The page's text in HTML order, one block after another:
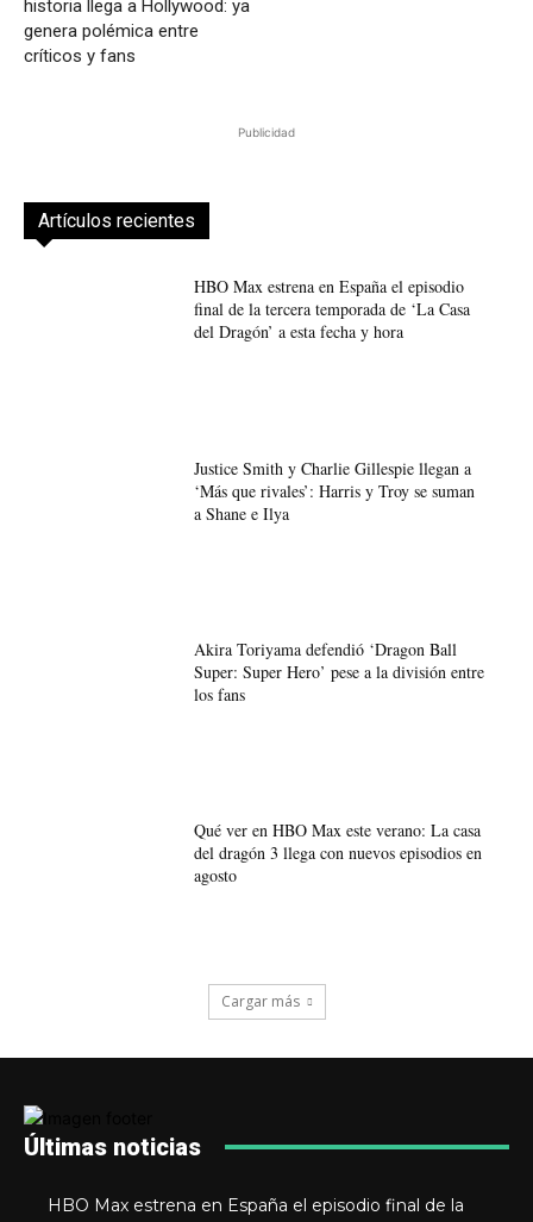
historia llega a Hollywood: ya
genera polémica entre
críticos y fans
Publicidad
Artículos recientes
HBO Max estrena en España el episodio
final de la tercera temporada de ‘La Casa
del Dragón’ a esta fecha y hora
Justice Smith y Charlie Gillespie llegan a
‘Más que rivales’: Harris y Troy se suman
a Shane e Ilya
Akira Toriyama defendió ‘Dragon Ball
Super: Super Hero’ pese a la división entre
los fans
Qué ver en HBO Max este verano: La casa
del dragón 3 llega con nuevos episodios en
agosto
Cargar más
Últimas noticias
HBO Max estrena en España el episodio final de la